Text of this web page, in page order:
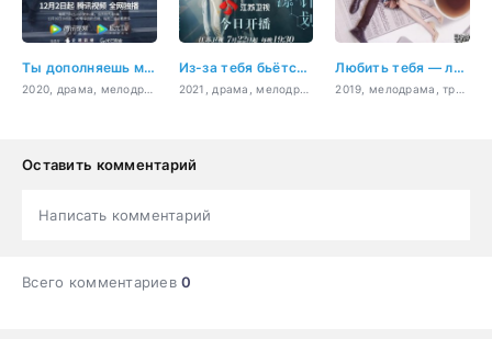
Ты дополняешь меня Из-за тебя бьётся моё сердце
2021, драма, мелодрама, приключения, бизнес, романтика, медицина
Любить тебя — лучшее решение
Оставить комментарий
Написать комментарий
Всего комментариев0